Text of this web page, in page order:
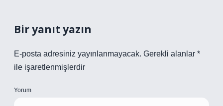
Bir yanıt yazın
E-posta adresiniz yayınlanmayacak. Gerekli alanlar *
ile işaretlenmişlerdir
Yorum